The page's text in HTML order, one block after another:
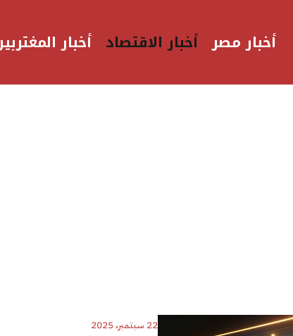
أخبار مصر أخبار الاقتصاد أخبار
22 سبتمبر، 2025